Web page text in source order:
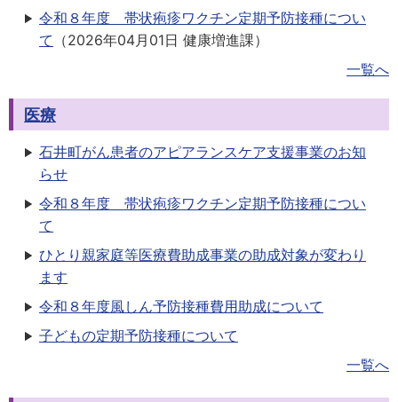
令和８年度 帯状疱疹ワクチン定期予防接種につい
て （2026年04月01日 健康増進課）
一覧へ
医療
石井町がん患者のアピアランスケア支援事業のお知
らせ
令和８年度 帯状疱疹ワクチン定期予防接種につい
て
ひとり親家庭等医療費助成事業の助成対象が変わり
ます
令和８年度風しん予防接種費用助成について
子どもの定期予防接種について
一覧へ